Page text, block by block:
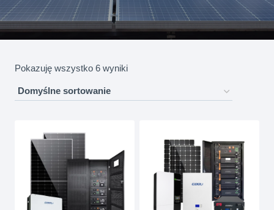
Pokazuję wszystko 6 wyniki